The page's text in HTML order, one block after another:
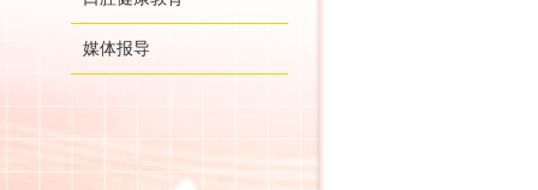
媒体报导